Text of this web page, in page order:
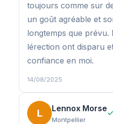
toujours comme sur
un goût agréable et
longtemps que prévu.
lérection ont disparu
confiance en moi.
14/08/2025
L Lennox Morse
Montpellier